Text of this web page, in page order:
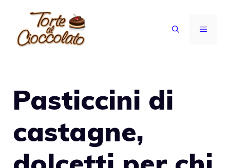
contenuto
MENU
Pasticcini di
castagne,